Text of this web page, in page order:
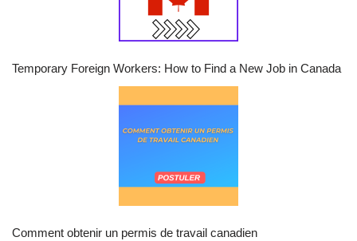
Temporary Foreign Workers: How to Find a New Job in Canada
Comment obtenir un permis de travail canadien